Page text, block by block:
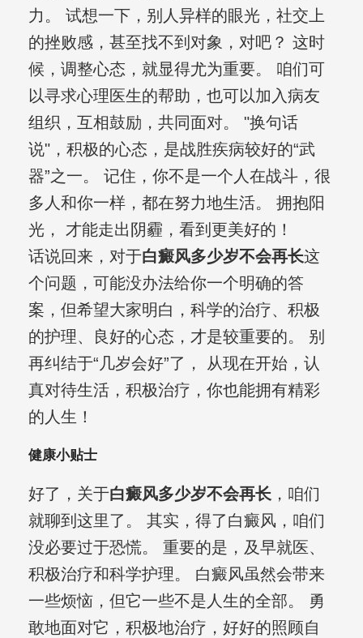
力。 试想一下，别人异样的眼光，社交上
的挫败感，甚至找不到对象，对吧？ 这时
候，调整心态，就显得尤为重要。 咱们可
以寻求心理医生的帮助，也可以加入病友
组织，互相鼓励，共同面对。 "换句话
说"，积极的心态，是战胜疾病较好的“武
器”之一。 记住，你不是一个人在战斗，很
多人和你一样，都在努力地生活。 拥抱阳
光， 才能走出阴霾，看到更美好的！
话说回来，对于白癜风多少岁不会再长这
个问题，可能没办法给你一个明确的答
案，但希望大家明白，科学的治疗、积极
的护理、良好的心态，才是较重要的。 别
再纠结于“几岁会好”了， 从现在开始，认
真对待生活，积极治疗，你也能拥有精彩
的人生！
健康小贴士
好了，关于白癜风多少岁不会再长 ，咱们
就聊到这里了。 其实，得了白癜风，咱们
没必要过于恐慌。 重要的是，及早就医、
积极治疗和科学护理。 白癜风虽然会带来
一些烦恼，但它一些不是人生的全部。 勇
敢地面对它，积极地治疗，好好的照顾自